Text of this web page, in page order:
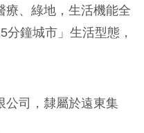
療、綠地，生活機能全
鐘城市」生活型態，
公司，隸屬於遠東集